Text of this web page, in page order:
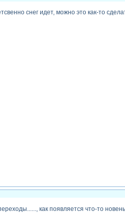
снег идет, можно это как-то
как появляется что-то